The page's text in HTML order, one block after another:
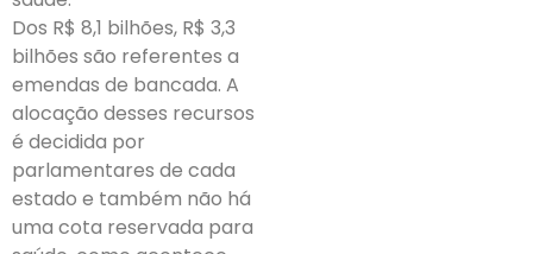
Dos R$ 8,1 bilhões, R$ 3,3
bilhões são referentes a
emendas de bancada. A
alocação desses recursos
é decidida por
parlamentares de cada
estado e também não há
uma cota reservada para